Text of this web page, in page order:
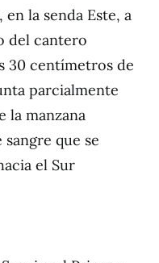
en la senda Este, a
del cantero
30 centímetros de
parcialmente
la manzana
sangre que se
el Sur